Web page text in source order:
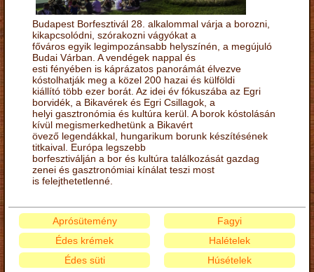
Budapest Borfesztivál 28. alkalommal várja a borozni,
kikapcsolódni, szórakozni vágyókat a
főváros egyik legimpozánsabb helyszínén, a megújuló
Budai Várban. A vendégek nappal és
esti fényében is káprázatos panorámát élvezve
kóstolhatják meg a közel 200 hazai és külföldi
kiállító több ezer borát. Az idei év fókuszába az Egri
borvidék, a Bikavérek és Egri Csillagok, a
helyi gasztronómia és kultúra kerül. A borok kóstolásán
kívül megismerkedhetünk a Bikavért
övező legendákkal, hungarikum borunk készítésének
titkaival. Európa legszebb
borfesztiválján a bor és kultúra találkozását gazdag
zenei és gasztronómiai kínálat teszi most
is felejthetetlenné.
Aprósütemény
Édes krémek
Édes süti
Fagyi
Halételek
Húsételek